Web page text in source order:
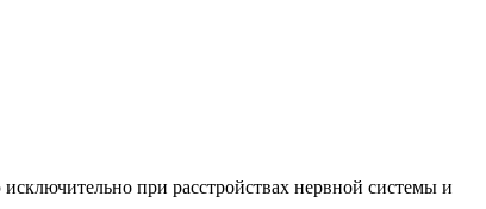
при расстройствах нервной системы и